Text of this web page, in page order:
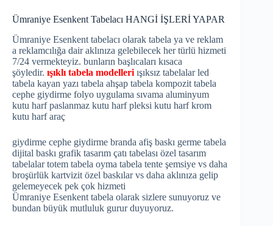
Ümraniye Esenkent Tabelacı HANGİ İŞLERİ YAPAR
Ümraniye Esenkent tabelacı olarak tabela ya ve reklam
a reklamcılığa dair aklınıza gelebilecek her türlü hizmeti
7/24 vermekteyiz. bunların başlıcaları kısaca
şöyledir. ışıklı tabela modelleri ışıksız tabelalar led
tabela kayan yazı tabela ahşap tabela kompozit tabela
cephe giydirme folyo uygulama sıvama aluminyum
kutu harf paslanmaz kutu harf pleksi kutu harf krom
kutu harf araç
giydirme cephe giydirme branda afiş baskı germe tabela
dijital baskı grafik tasarım çatı tabelası özel tasarım
tabelalar totem tabela oyma tabela tente şemsiye vs daha
broşürlük kartvizit özel baskılar vs daha aklınıza gelip
gelemeyecek pek çok hizmeti
Ümraniye Esenkent tabela olarak sizlere sunuyoruz ve
bundan büyük mutluluk gurur duyuyoruz.